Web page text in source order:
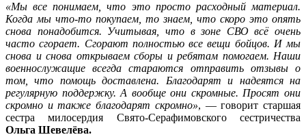
«Мы все понимаем, что это просто расходный материал.
Когда мы что-то покупаем, то знаем, что скоро это опять
снова понадобится. Учитывая, что в зоне СВО всё очень
часто сгорает. Сгорают полностью все вещи бойцов. И мы
снова и снова открываем сборы и ребятам помогаем. Наши
военнослужащие всегда стараются отправить отзывы о
том, что помощь доставлена. Благодарят и надеятся на
регулярную поддержку. А вообще они скромные. Просят они
скромно и также благодарят скромно», — говорит старшая
сестра милосердия Свято-Серафимовского сестричества
Ольга Шевелёва.